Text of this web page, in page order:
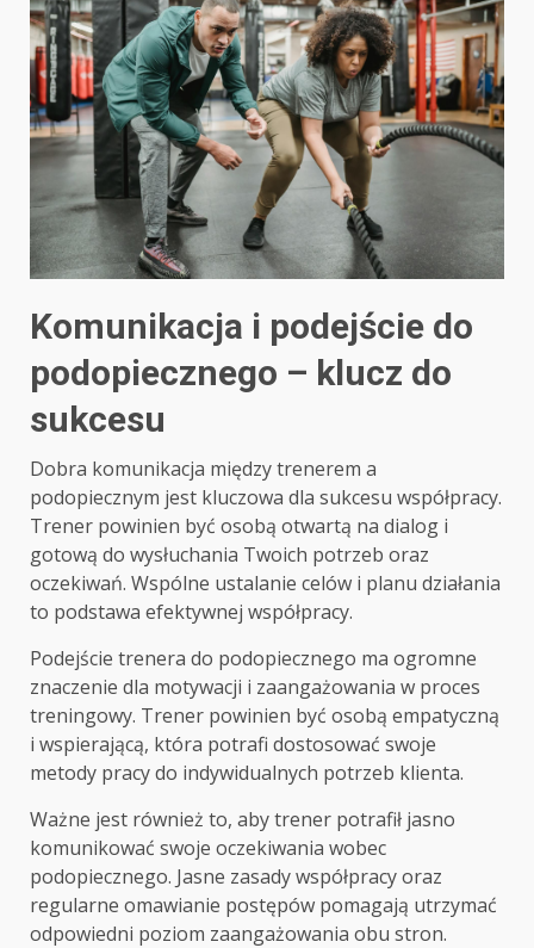
Komunikacja i podejście do
podopiecznego – klucz do
sukcesu
Dobra komunikacja między trenerem a
podopiecznym jest kluczowa dla sukcesu współpracy.
Trener powinien być osobą otwartą na dialog i
gotową do wysłuchania Twoich potrzeb oraz
oczekiwań. Wspólne ustalanie celów i planu działania
to podstawa efektywnej współpracy.
Podejście trenera do podopiecznego ma ogromne
znaczenie dla motywacji i zaangażowania w proces
treningowy. Trener powinien być osobą empatyczną
i wspierającą, która potrafi dostosować swoje
metody pracy do indywidualnych potrzeb klienta.
Ważne jest również to, aby trener potrafił jasno
komunikować swoje oczekiwania wobec
podopiecznego. Jasne zasady współpracy oraz
regularne omawianie postępów pomagają utrzymać
odpowiedni poziom zaangażowania obu stron.